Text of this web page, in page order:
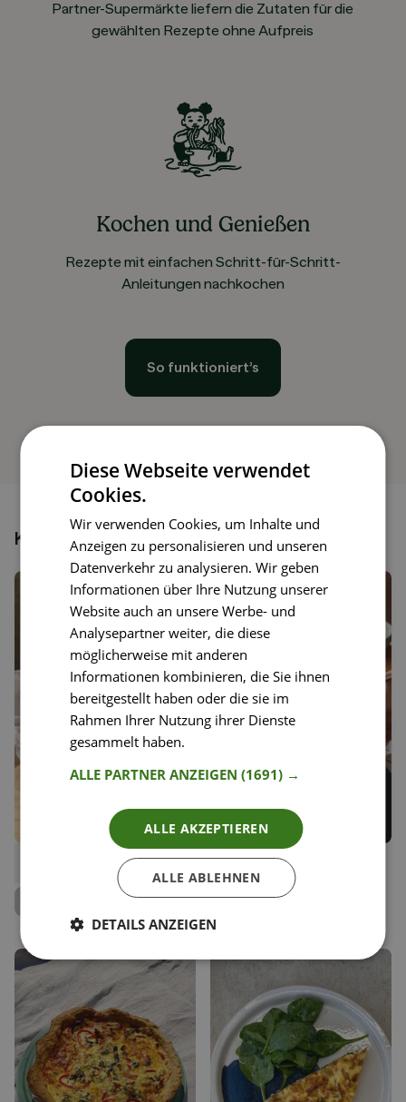
Partner-Supermärkte liefern die Zutaten für die
gewählten Rezepte ohne Aufpreis
Kochen und Genießen
Rezepte mit einfachen Schritt-für-Schritt-
Anleitungen nachkochen
So funktioniert’s
Könnte dir auch gefallen
Speichern
Orangen Ingwer Muffins
Liken
Speichern
Geröstete Tomatensuppe
Jenny Rose
Diese Webseite verwendet
Cookies.
Wir verwenden Cookies, um Inhalte und
Anzeigen zu personalisieren und unseren
Datenverkehr zu analysieren. Wir geben
Informationen über Ihre Nutzung unserer
Website auch an unsere Werbe- und
Analysepartner weiter, die diese
möglicherweise mit anderen
Informationen kombinieren, die Sie ihnen
bereitgestellt haben oder die sie im
Rahmen Ihrer Nutzung ihrer Dienste
gesammelt haben.
ALLE PARTNER ANZEIGEN(1691) →
ALLE AKZEPTIEREN
ALLE ABLEHNEN
DETAILS ANZEIGEN